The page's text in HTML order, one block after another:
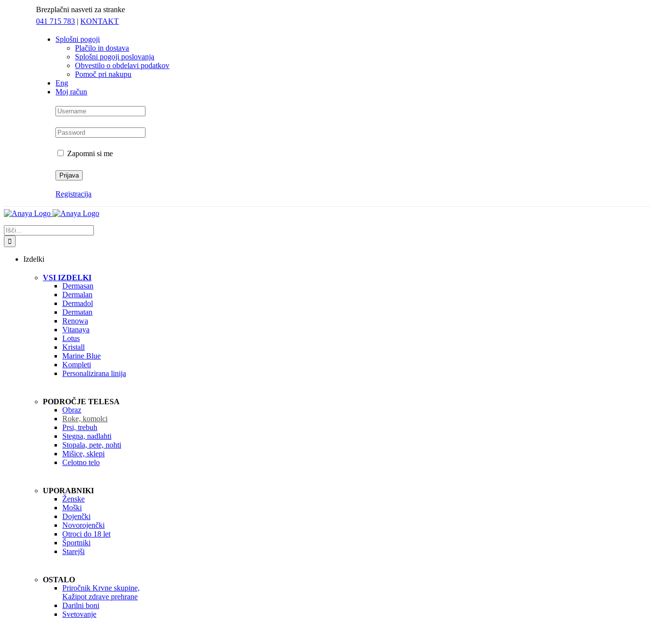
Brezplačni nasveti za stranke
041 715 783 |KONTAKT
Splošni pogoji
Plačilo in dostava
Splošni pogoji poslovanja
Obvestilo o obdelavi podatkov
Pomoč pri nakupu
Eng
Moj račun
Zapomni si me
Registracija
Search
for:
Izdelki
VSI IZDELKI
Dermasan
Dermalan
Dermadol
Dermatan
Renowa
Vitanaya
Lotus
Kristall
Marine Blue
Kompleti
Personalizirana linija
PODROČJE TELESA
Obraz
Roke, komolci
Prsi, trebuh
Stegna, nadlahti
Stopala, pete, nohti
Mišice, sklepi
Celotno telo
UPORABNIKI
Ženske
Moški
Dojenčki
Novorojenčki
Otroci do 18 let
Športniki
Starejši
OSTALO
Priročnik Krvne skupine,
Kažipot zdrave prehrane
Darilni boni
Svetovanje